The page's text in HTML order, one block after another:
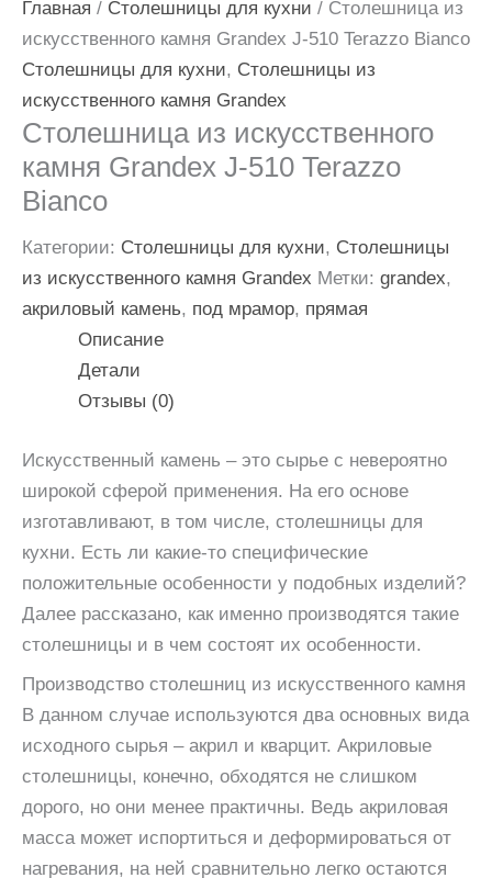
Главная / Столешницы для кухни / Столешница из
искусственного камня Grandex J-510 Terazzo Bianco
Столешницы для кухни, Столешницы из
искусственного камня Grandex
Столешница из искусственного
камня Grandex J-510 Terazzo
Bianco
Категории: Столешницы для кухни, Столешницы
из искусственного камня Grandex Метки: grandex,
акриловый камень, под мрамор, прямая
Описание
Детали
Отзывы (0)
Искусственный камень – это сырье с невероятно
широкой сферой применения. На его основе
изготавливают, в том числе, столешницы для
кухни. Есть ли какие-то специфические
положительные особенности у подобных изделий?
Далее рассказано, как именно производятся такие
столешницы и в чем состоят их особенности.
Производство столешниц из искусственного камня
В данном случае используются два основных вида
исходного сырья – акрил и кварцит. Акриловые
столешницы, конечно, обходятся не слишком
дорого, но они менее практичны. Ведь акриловая
масса может испортиться и деформироваться от
нагревания, на ней сравнительно легко остаются